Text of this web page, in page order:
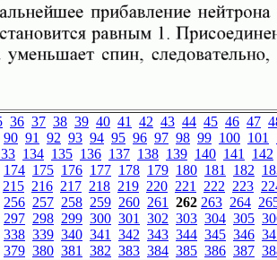
36 37 38 39 40 41 42 43 44 45 46 47
90 91 92 93 94 95 96 97 98 99 100 101
134 135 136 137 138 139 140 141 142
174 175 176 177 178 179 180 181 182
215 216 217 218 219 220 221 222 223
256 257 258 259 260 261 262 263 264
297 298 299 300 301 302 303 304 305
338 339 340 341 342 343 344 345 346
379 380 381 382 383 384 385 386 387